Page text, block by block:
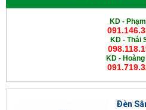
KD -
KD - Thái
KD -
Đèn